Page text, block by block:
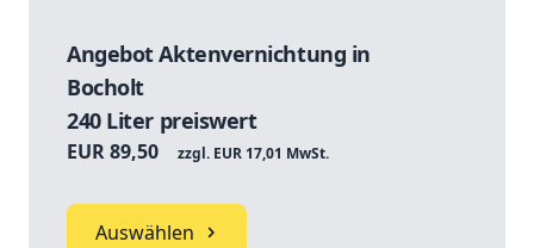
Angebot Aktenvernichtung in
Bocholt
240 Liter preiswert
EUR 89,50 zzgl. EUR 17,01 MwSt.
Auswählen